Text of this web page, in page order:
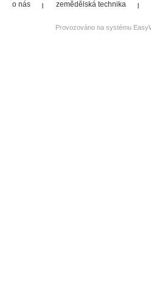
o nás zemědělská technika
Provozováno na systému